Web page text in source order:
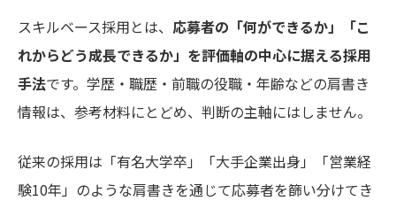
スキルベース採用とは、 応募者の「何ができるか」「こ
れからどう成長できるか」を評価軸の中心に据える採用
手法です。学歴・職歴・前職の役職・年齢などの肩書き
情報は、参考材料にとどめ、判断の主軸にはしません。
従来の採用は「有名大学卒」「大手企業出身」「営業経
験10年」のような肩書きを通じて応募者を篩い分けてき